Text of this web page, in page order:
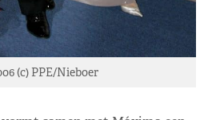
(c) PPE/Nieboer